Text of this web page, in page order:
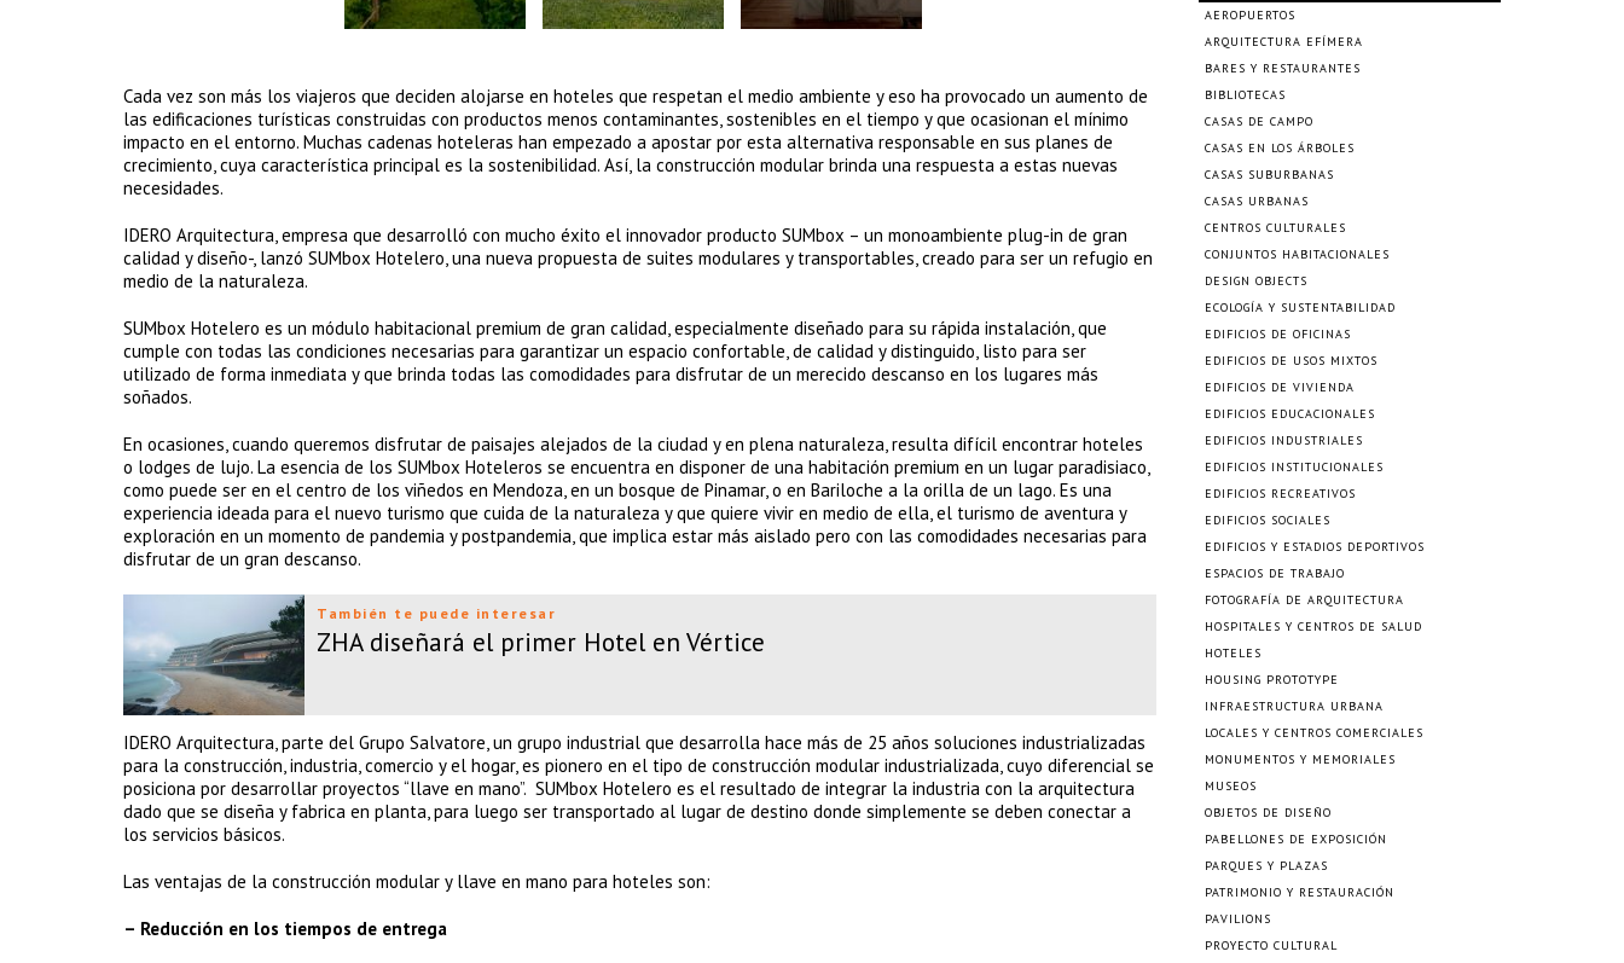
Cada vez son más los viajeros que deciden alojarse en hoteles que respetan el medio ambiente y eso ha provocado un aumento de
las edificaciones turísticas construidas con productos menos contaminantes, sostenibles en el tiempo y que ocasionan el mínimo
impacto en el entorno. Muchas cadenas hoteleras han empezado a apostar por esta alternativa responsable en sus planes de
crecimiento, cuya característica principal es la sostenibilidad. Así, la construcción modular brinda una respuesta a estas nuevas
necesidades.
IDERO Arquitectura, empresa que desarrolló con mucho éxito el innovador producto SUMbox – un monoambiente plug-in de gran
calidad y diseño-, lanzó SUMbox Hotelero, una nueva propuesta de suites modulares y transportables, creado para ser un refugio en
medio de la naturaleza.
SUMbox Hotelero es un módulo habitacional premium de gran calidad, especialmente diseñado para su rápida instalación, que
cumple con todas las condiciones necesarias para garantizar un espacio confortable, de calidad y distinguido, listo para ser
utilizado de forma inmediata y que brinda todas las comodidades para disfrutar de un merecido descanso en los lugares más
soñados.
En ocasiones, cuando queremos disfrutar de paisajes alejados de la ciudad y en plena naturaleza, resulta difícil encontrar hoteles
o lodges de lujo. La esencia de los SUMbox Hoteleros se encuentra en disponer de una habitación premium en un lugar paradisiaco,
como puede ser en el centro de los viñedos en Mendoza, en un bosque de Pinamar, o en Bariloche a la orilla de un lago. Es una
experiencia ideada para el nuevo turismo que cuida de la naturaleza y que quiere vivir en medio de ella, el turismo de aventura y
exploración en un momento de pandemia y postpandemia, que implica estar más aislado pero con las comodidades necesarias para
disfrutar de un gran descanso.
También te puede interesar
ZHA diseñará el primer Hotel en Vértice
IDERO Arquitectura, parte del Grupo Salvatore, un grupo industrial que desarrolla hace más de 25 años soluciones industrializadas
para la construcción, industria, comercio y el hogar, es pionero en el tipo de construcción modular industrializada, cuyo diferencial se
posiciona por desarrollar proyectos “llave en mano”. SUMbox Hotelero es el resultado de integrar la industria con la arquitectura
dado que se diseña y fabrica en planta, para luego ser transportado al lugar de destino donde simplemente se deben conectar a
los servicios básicos.
Las ventajas de la construcción modular y llave en mano para hoteles son:
– Reducción en los tiempos de entrega
AEROPUERTOS
ARQUITECTURA EFÍMERA
BARES Y RESTAURANTES
BIBLIOTECAS
CASAS DE CAMPO
CASAS EN LOS ÁRBOLES
CASAS SUBURBANAS
CASAS URBANAS
CENTROS CULTURALES
CONJUNTOS HABITACIONALES
DESIGN OBJECTS
ECOLOGÍA Y SUSTENTABILIDAD
EDIFICIOS DE OFICINAS
EDIFICIOS DE USOS MIXTOS
EDIFICIOS DE VIVIENDA
EDIFICIOS EDUCACIONALES
EDIFICIOS INDUSTRIALES
EDIFICIOS INSTITUCIONALES
EDIFICIOS RECREATIVOS
EDIFICIOS SOCIALES
EDIFICIOS Y ESTADIOS DEPORTIVOS
ESPACIOS DE TRABAJO
FOTOGRAFÍA DE ARQUITECTURA
HOSPITALES Y CENTROS DE SALUD
HOTELES
HOUSING PROTOTYPE
INFRAESTRUCTURA URBANA
LOCALES Y CENTROS COMERCIALES
MONUMENTOS Y MEMORIALES
MUSEOS
OBJETOS DE DISEÑO
PABELLONES DE EXPOSICIÓN
PARQUES Y PLAZAS
PATRIMONIO Y RESTAURACIÓN
PAVILIONS
PROYECTO CULTURAL